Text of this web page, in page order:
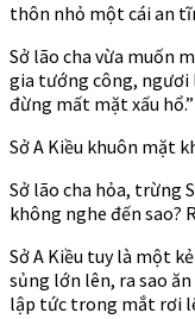
thôn nhỏ một cái an
Sở lão cha vừa muốn
gia tướng công, ngươi
đừng mất mặt xấu hổ.”
Sở A Kiều khuôn mặt
Sở lão cha hỏa, trừng
không nghe đến sao?
Sở A Kiều tuy là một
sủng lớn lên, ra sao
lập tức trong mắt rơi